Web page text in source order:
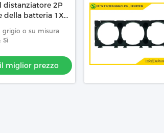
distanziatore 2P
della batteria 1X2
grigio o su misura
Sì
miglior prezzo